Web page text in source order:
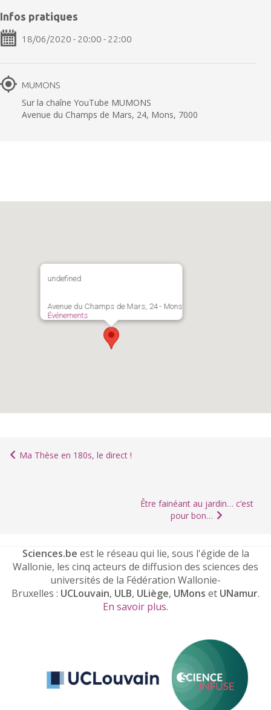
Infos pratiques
18/06/2020 - 20:00 - 22:00
MUMONS
Sur la chaîne YouTube MUMONS
Avenue du Champs de Mars, 24, Mons, 7000
undefined
Avenue du Champs de Mars, 24 - Mons
Événements
Ma Thèse en 180s, le direct !
Être fainéant au jardin… c’est
pour bon…
Sciences.be est le réseau qui lie, sous l'égide de la
Wallonie, les cinq acteurs de diffusion des sciences des
universités de la Fédération Wallonie-
Bruxelles : UCLouvain, ULB, ULiège, UMons et UNamur.
En savoir plus.